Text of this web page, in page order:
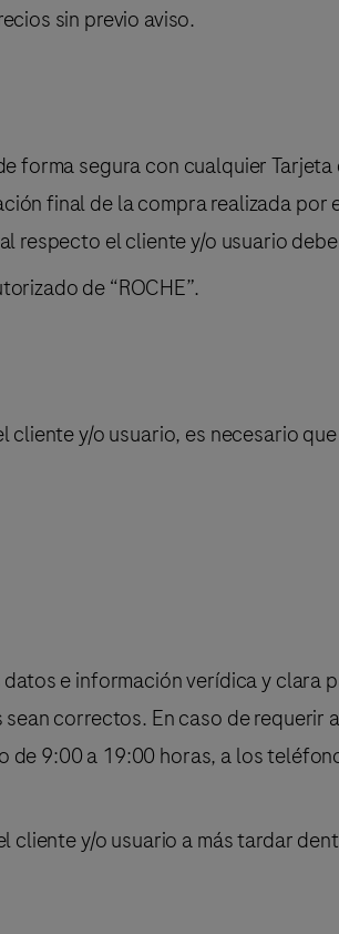
sin previo aviso.
forma segura con cualquier
final de la compra realizada
respecto el cliente y/o usuario
de “ROCHE”.
y/o usuario, es necesario
e información verídica y
correctos. En caso de
de 9:00 a 19:00 horas, a los
y/o usuario a más tardar